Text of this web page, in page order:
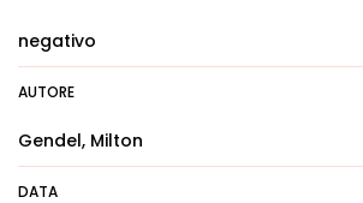
negativo
AUTORE
Gendel, Milton
DATA